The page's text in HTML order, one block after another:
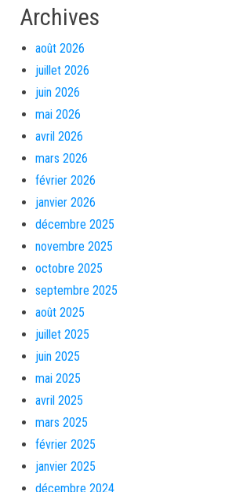
Archives
août 2026
juillet 2026
juin 2026
mai 2026
avril 2026
mars 2026
février 2026
janvier 2026
décembre 2025
novembre 2025
octobre 2025
septembre 2025
août 2025
juillet 2025
juin 2025
mai 2025
avril 2025
mars 2025
février 2025
janvier 2025
décembre 2024